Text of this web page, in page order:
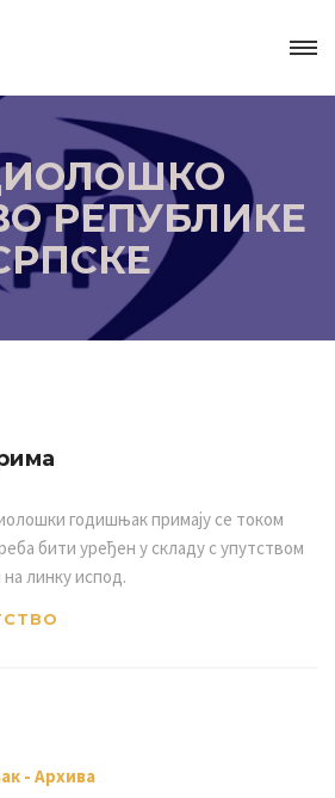
РЕПУБЛИКЕ
годишњак примају се током
бити уређен у складу с упутством
линку испод.
- Архива